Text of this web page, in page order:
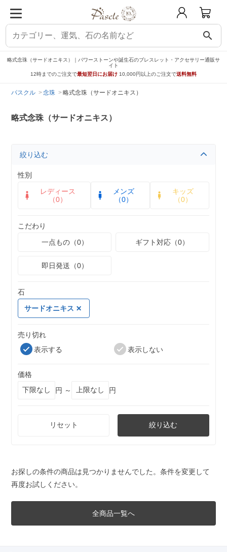
search
略式念珠（サードオニキス）｜パワーストーンや誕生石のブレスレット・アクセサリー通販サ
イト
12時までのご注文で最短翌日にお届け 10,000円以上のご注文で送料無料
パスクル 念珠 略式念珠（サードオニキス）
略式念珠（サードオニキス）
絞り込む
性別
レディース
（0）
メンズ
（0）
キッズ
（0）
こだわり
一点もの（0）
ギフト対応（0）
即日発送（0）
石
サードオニキス
売り切れ
表示する
表示しない
価格
円 ～
円
リセット 絞り込む
お探しの条件の商品は見つかりませんでした。条件を変更して
再度お試しください。
全商品一覧へ